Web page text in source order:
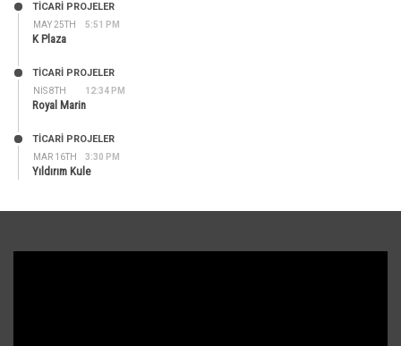
MAY 25TH 5:51 PM
TİCARİ PROJELER
K Plaza
NIS 8TH 12:34 PM
TİCARİ PROJELER
Royal Marin
MAR 16TH 3:30 PM
TİCARİ PROJELER
Yıldırım Kule